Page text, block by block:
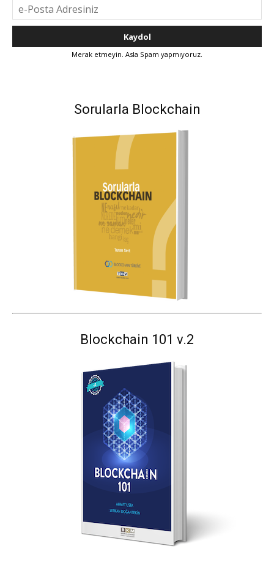
Merak etmeyin. Asla Spam yapmıyoruz.
Sorularla Blockchain
Blockchain 101 v.2